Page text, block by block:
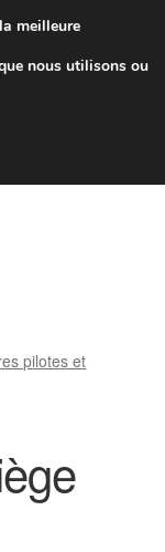
7 EUR
h à 16 h
pilotes et
meilleure
nous utilisons ou